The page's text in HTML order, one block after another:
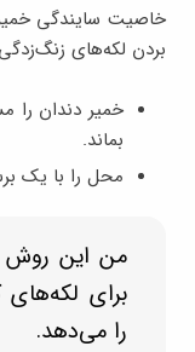
خاصیت سایندگی خمیر
بردن لکه‌های
خمیر دندان را
بماند.
محل را با یک
من این روش
برای
را می‌دهد.